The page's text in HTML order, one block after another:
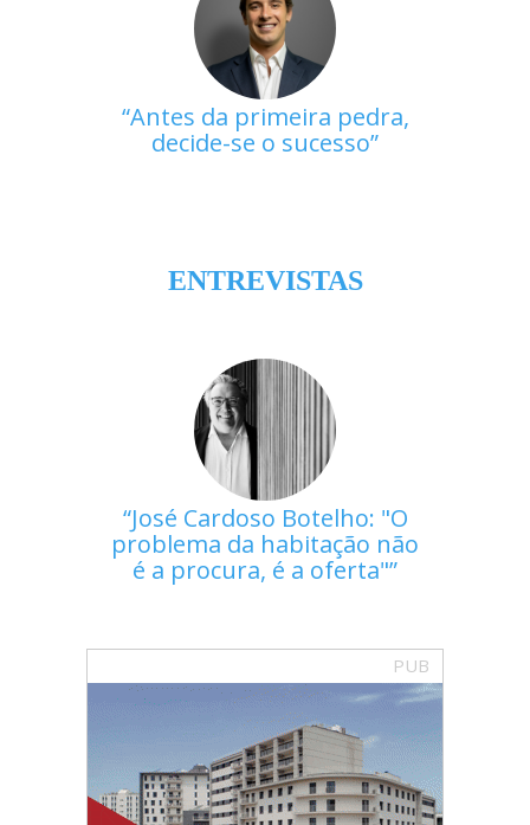
Antes da primeira pedra,
decide-se o sucesso
ENTREVISTAS
José Cardoso Botelho: "O
problema da habitação não
é a procura, é a oferta"
PUB